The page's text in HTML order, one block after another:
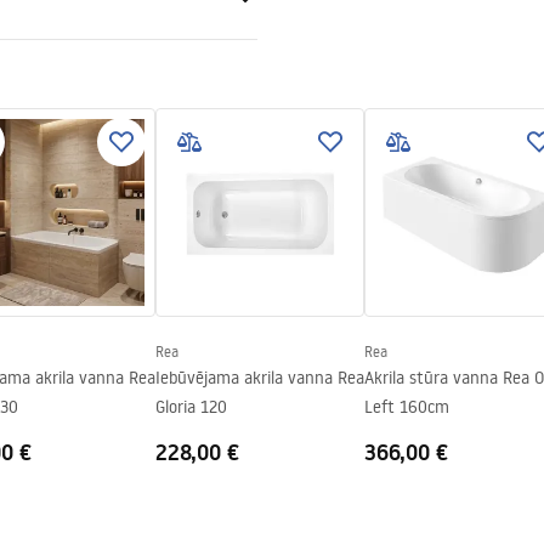
akrila vanna Rea
€
Rea
Iebūvējama akrila vanna Rea
Gloria 120
228,00 €
Rea
Akrila stūra vanna Rea
Left 160cm
366,00 €